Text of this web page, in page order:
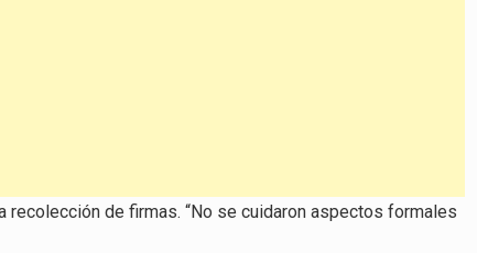
de firmas. “No se cuidaron aspectos formales